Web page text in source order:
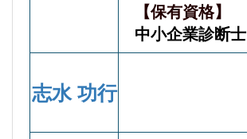
【保有資格】
中小企業診断士
志水 功行